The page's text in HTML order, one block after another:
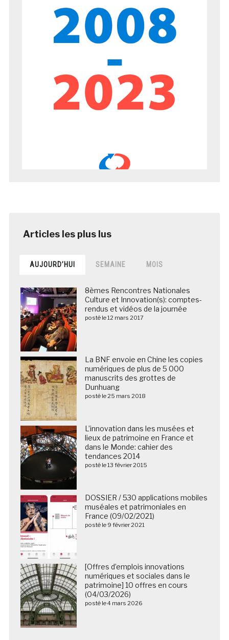
AUJOURD’HUI SEMAINE MOIS
8èmes Rencontres Nationales
Culture et Innovation(s): comptes-
rendus et vidéos de la journée
posté le 12 mars 2017
La BNF envoie en Chine les copies
numériques de plus de 5 000
manuscrits des grottes de
Dunhuang
posté le 25 mars 2018
L’innovation dans les musées et
lieux de patrimoine en France et
dans le Monde: cahier des
tendances 2014
posté le 13 février 2015
DOSSIER / 530 applications mobiles
muséales et patrimoniales en
France (09/02/2021)
posté le 9 février 2021
[Offres d’emplois innovations
numériques et sociales dans le
patrimoine] 10 offres en cours
(04/03/2026)
posté le 4 mars 2026